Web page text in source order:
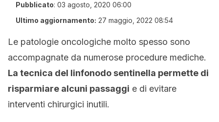
Pubblicato: 03 agosto, 2020 06:00
Ultimo aggiornamento: 27 maggio, 2022 08:54
Le patologie oncologiche molto spesso sono
accompagnate da numerose procedure mediche.
La tecnica del linfonodo sentinella permette di
risparmiare alcuni passaggi e di evitare
interventi chirurgici inutili.